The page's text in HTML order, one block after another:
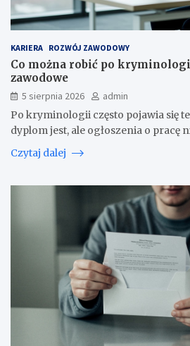
KARIERA ROZWÓJ ZAWODOWY
Co można robić po
zawodowe
5 sierpnia 2026
admin
Po kryminologii często pojawia się
dyplom jest, ale ogłoszenia o pracę
Czytaj dalej